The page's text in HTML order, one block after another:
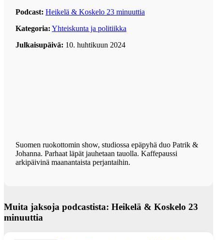
Podcast: Heikelä & Koskelo 23 minuuttia
Kategoria: Yhteiskunta ja politiikka
Julkaisupäivä: 10. huhtikuun 2024
Suomen ruokottomin show, studiossa epäpyhä duo Patrik &
Johanna. Parhaat läpät jauhetaan tauolla. Kaffepaussi
arkipäivinä maanantaista perjantaihin.
Muita jaksoja podcastista: Heikelä & Koskelo 23
minuuttia